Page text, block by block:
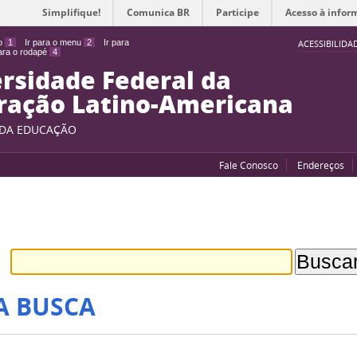
1 Ir para o menu 2
Ir para
o rodapé 4
Simplifique! Comunica BR Participe Acesso à
Federal da
Latino-Americana
EDUCAÇÃO
Fale Conosco Endereços
BUSCA